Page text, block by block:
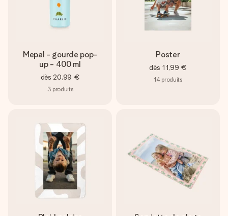
Mepal - gourde pop-
up - 400 ml
dès 20,99 €
3 produits
Poster
dès 11,99 €
14 produits